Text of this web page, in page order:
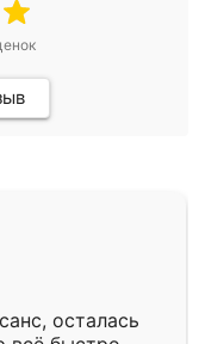
осталась